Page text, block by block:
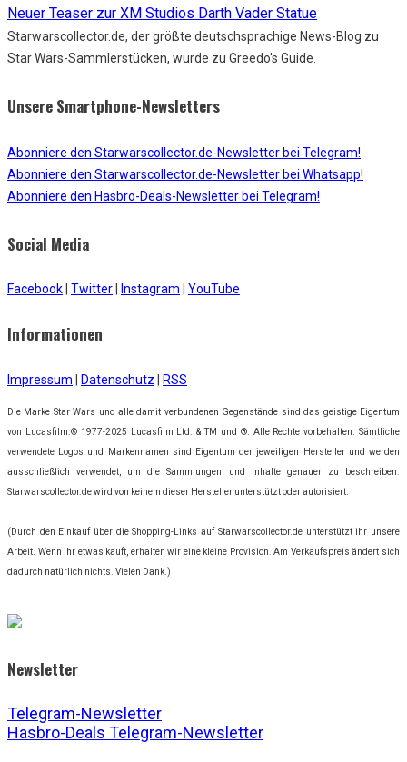
Neuer Teaser zur XM Studios Darth Vader Statue
Starwarscollector.de, der größte deutschsprachige News-Blog zu
Star Wars-Sammlerstücken, wurde zu Greedo's Guide.
Unsere Smartphone-Newsletters
Abonniere den Starwarscollector.de-Newsletter bei Telegram!
Abonniere den Starwarscollector.de-Newsletter bei Whatsapp!
Abonniere den Hasbro-Deals-Newsletter bei Telegram!
Social Media
Facebook Twitter Instagram YouTube
Informationen
Impressum Datenschutz RSS
Die Marke Star Wars und alle damit verbundenen Gegenstände sind das geistige Eigentum
von Lucasfilm.© 1977-2025 Lucasfilm Ltd. & TM und ®. Alle Rechte vorbehalten. Sämtliche
verwendete Logos und Markennamen sind Eigentum der jeweiligen Hersteller und werden
ausschließlich verwendet, um die Sammlungen und Inhalte genauer zu beschreiben.
Starwarscollector.de wird von keinem dieser Hersteller unterstützt oder autorisiert.
(Durch den Einkauf über die Shopping-Links auf Starwarscollector.de unterstützt ihr unsere
Arbeit. Wenn ihr etwas kauft, erhalten wir eine kleine Provision. Am Verkaufspreis ändert sich
dadurch natürlich nichts. Vielen Dank.)
Newsletter
Telegram-Newsletter
Hasbro-Deals Telegram-Newsletter